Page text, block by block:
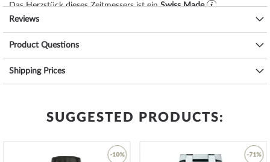
Das Herzstück dieses Zeitmessers ist einSwiss Made
Quarz Uhrwerk (mit Batterie)
eine präzise Zeitmessung garantiert und folgende Funktionen
bereitstellt:Datum, Minute, Sekunde, Stunde, Wochentag
ATM (Prüfdruck)
5 ATM: Duschen & Baden ist mit dieser Uhr möglich. Schwimmen
10 ATM: Einem Schwimmbadbesuch ist die Uhr gewachsen,
Tauchgängen hingegen nicht.
Reviews
Product Questions
Shipping Prices
SUGGESTED PRODUCTS:
-10% -71%